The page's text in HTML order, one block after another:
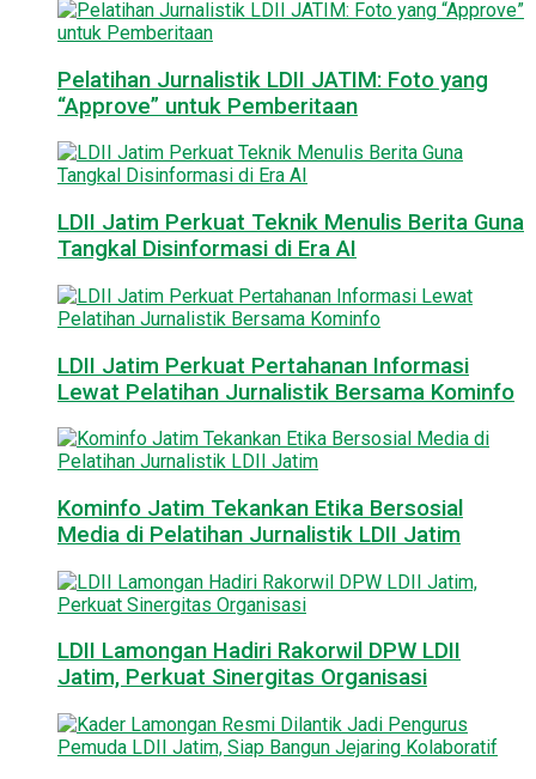
Pelatihan Jurnalistik LDII JATIM: Foto yang
“Approve” untuk Pemberitaan
LDII Jatim Perkuat Teknik Menulis Berita Guna
Tangkal Disinformasi di Era AI
LDII Jatim Perkuat Pertahanan Informasi
Lewat Pelatihan Jurnalistik Bersama Kominfo
Kominfo Jatim Tekankan Etika Bersosial
Media di Pelatihan Jurnalistik LDII Jatim
LDII Lamongan Hadiri Rakorwil DPW LDII
Jatim, Perkuat Sinergitas Organisasi